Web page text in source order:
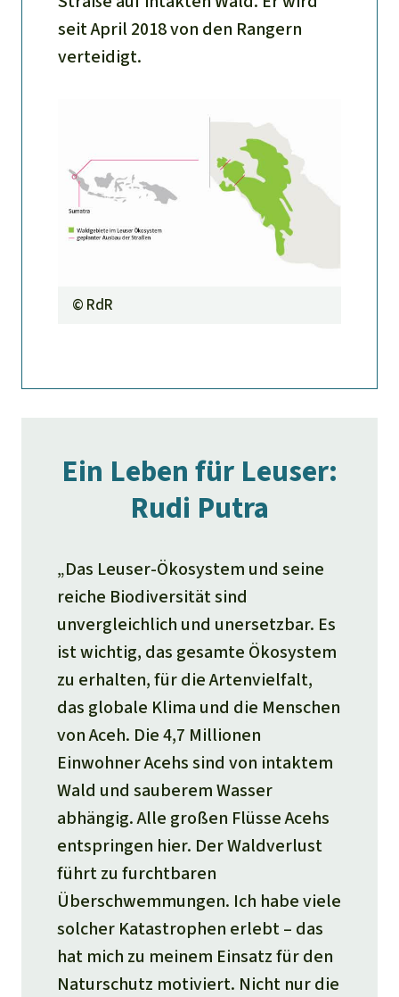
seit April 2018 von den Rangern
verteidigt.
© RdR
Ein Leben für Leuser:
Rudi Putra
„Das Leuser-Ökosystem und seine
reiche Biodiversität sind
unvergleichlich und unersetzbar. Es
ist wichtig, das gesamte Ökosystem
zu erhalten, für die Artenvielfalt,
das globale Klima und die Menschen
von Aceh. Die 4,7 Millionen
Einwohner Acehs sind von intaktem
Wald und sauberem Wasser
abhängig. Alle großen Flüsse Acehs
entspringen hier. Der Waldverlust
führt zu furchtbaren
Überschwemmungen. Ich habe viele
solcher Katastrophen erlebt – das
hat mich zu meinem Einsatz für den
Naturschutz motiviert. Nicht nur die